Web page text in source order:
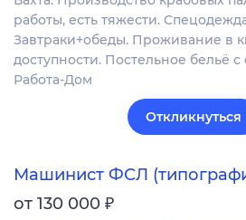
работы, есть тяжести.
Завтраки+обеды. Проживание в
доступности. Постельное бельё
Работа-Дом
Откликнуться
Машинист ФСЛ
от 130 000 ₽